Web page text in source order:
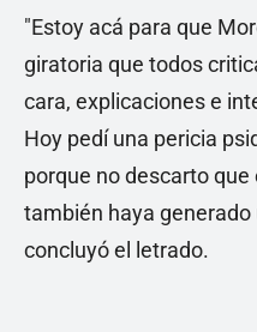
"Estoy acá para que
giratoria que todos
cara, explicaciones e
Hoy pedí una pericia
porque no descarto
también haya generado
concluyó el letrado.